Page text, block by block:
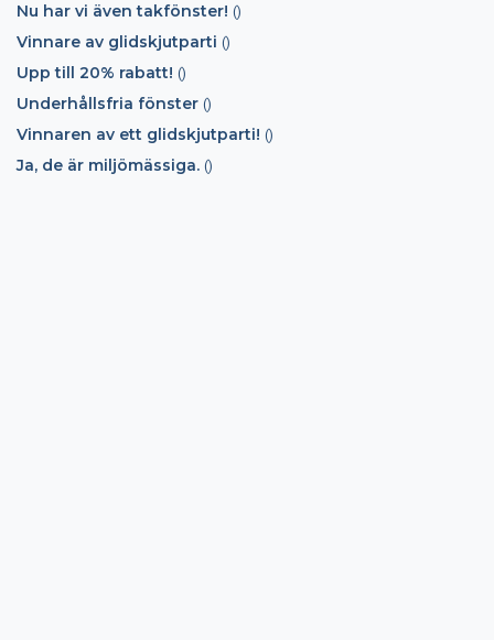
Nu har vi även takfönster! ()
Vinnare av glidskjutparti ()
Upp till 20% rabatt! ()
Underhållsfria fönster ()
Vinnaren av ett glidskjutparti! ()
Ja, de är miljömässiga. ()